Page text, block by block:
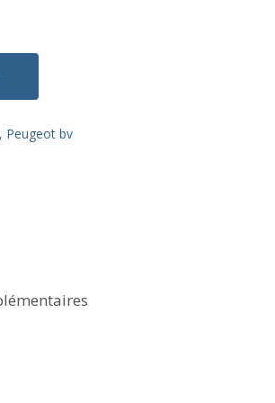
Peugeot bv